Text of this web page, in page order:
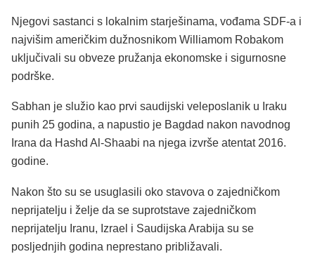
Njegovi sastanci s lokalnim starješinama, vođama SDF-a i
najvišim američkim dužnosnikom Williamom Robakom
uključivali su obveze pružanja ekonomske i sigurnosne
podrške.
Sabhan je služio kao prvi saudijski veleposlanik u Iraku
punih 25 godina, a napustio je Bagdad nakon navodnog
Irana da Hashd Al-Shaabi na njega izvrše atentat 2016.
godine.
Nakon što su se usuglasili oko stavova o zajedničkom
neprijatelju i želje da se suprotstave zajedničkom
neprijatelju Iranu, Izrael i Saudijska Arabija su se
posljednjih godina neprestano približavali.